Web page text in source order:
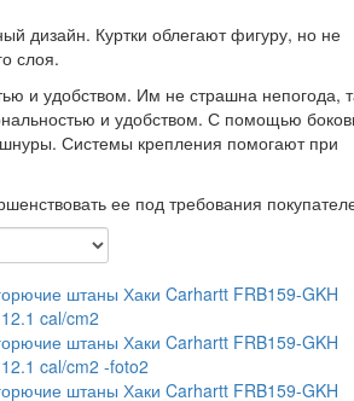
дизайн. Куртки облегают фигуру, но не
слоя.
и удобством. Им не страшна непогода,
и удобством. С помощью
Системы крепления помогают при
ее под требования